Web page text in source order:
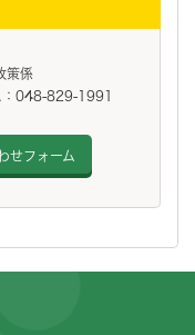
策係
：048-829-1991
せフォーム